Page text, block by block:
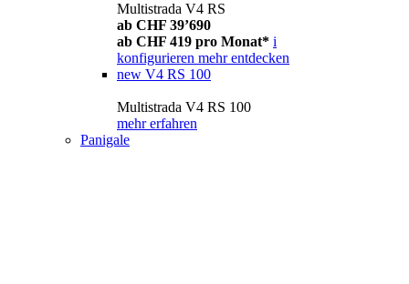
Multistrada V4 RS
ab CHF 39’690
ab CHF 419 pro Monat* i
konfigurieren mehr entdecken
new V4 RS 100
Multistrada V4 RS 100
mehr erfahren
Panigale